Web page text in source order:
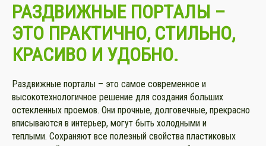
РАЗДВИЖНЫЕ ПОРТАЛЫ –
ЭТО ПРАКТИЧНО, СТИЛЬНО,
КРАСИВО И УДОБНО.
Раздвижные порталы – это самое современное и
высокотехнологичное решение для создания больших
остекленных проемов. Они прочные, долговечные, прекрасно
вписываются в интерьер, могут быть холодными и
теплыми. Сохраняют все полезный свойства пластиковых